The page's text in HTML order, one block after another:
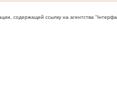
содержащей ссылку на агентства